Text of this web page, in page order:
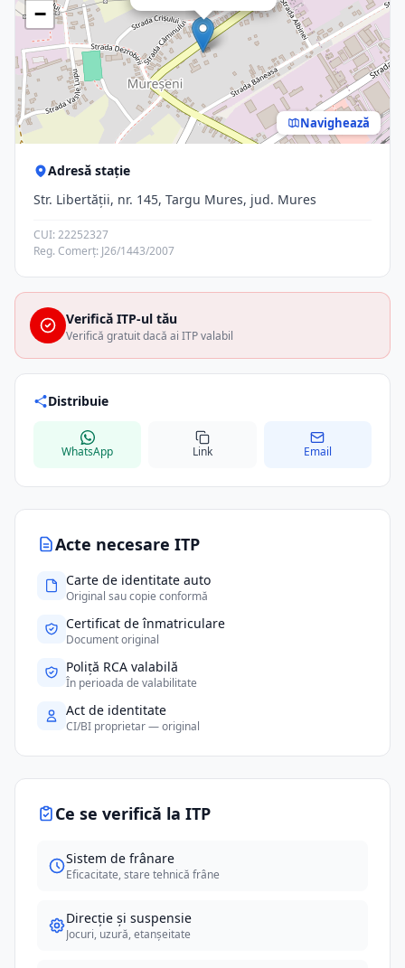
Acte necesare ITP
Carte de identitate auto
Original sau copie conformă
Certificat de înmatriculare
Document original
Poliță RCA valabilă
În perioada de valabilitate
Act de identitate
CI/BI proprietar — original
Ce se verifică la ITP
Sistem de frânare
Eficacitate, stare tehnică frâne
Direcție și suspensie
Jocuri, uzură, etanșeitate
−
Navighează
Adresă stație
Str. Libertăţii, nr. 145, Targu Mures, jud. Mures
CUI: 22252327
Reg. Comerț: J26/1443/2007
Verifică ITP-ul tău
Verifică gratuit dacă ai ITP valabil
Distribuie
WhatsApp Link Email